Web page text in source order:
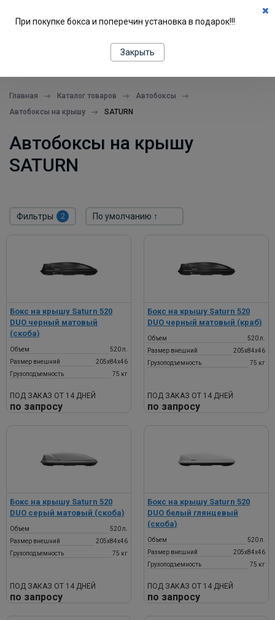
Главная Каталог товаров
Автобоксы
Автобоксы на крышу
SATURN
Автобоксы на крышу
SATURN
Фильтры 2
Бокс на крышу Saturn 520
DUO черный матовый
(скоба)
Объем
520 л.
Размер внешний
205х84х46
Грузоподъемность
75 кг
ПОД ЗАКАЗ ОТ 14 ДНЕЙ
по запросу
Бокс на крышу Saturn 520
DUO черный матовый (краб)
Объем
520 л.
Размер внешний
205х84х46
Грузоподъемность
75 кг
ПОД ЗАКАЗ ОТ 14 ДНЕЙ
по запросу
Бокс на крышу Saturn 520
DUO серый матовый (скоба)
Объем
520 л.
Размер внешний
205х84х46
Грузоподъемность
75 кг
ПОД ЗАКАЗ ОТ 14 ДНЕЙ
по запросу
Бокс на крышу Saturn 520
DUO белый глянцевый
(скоба)
Объем
520 л.
Размер внешний
205х84х46
Грузоподъемность
75 кг
ПОД ЗАКАЗ ОТ 14 ДНЕЙ
по запросу
При покупке бокса и поперечин установка в подарок!!!
Закрыть